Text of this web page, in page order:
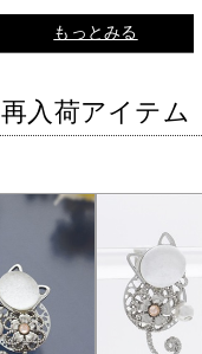
もっとみる
再入荷アイテム